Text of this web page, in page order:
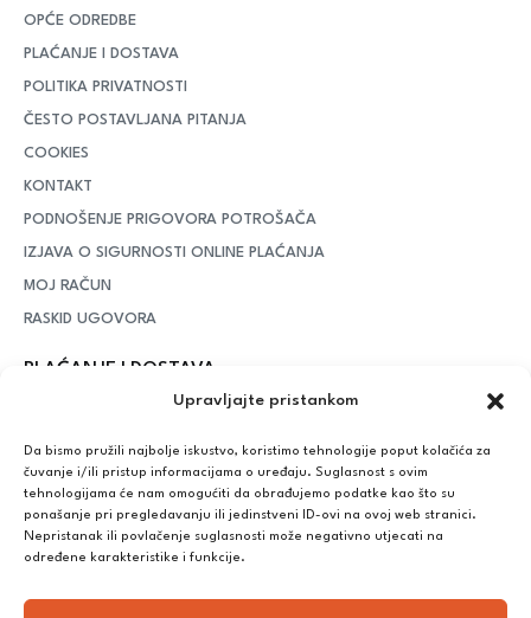
Upravljajte pristankom
Da bismo pružili najbolje iskustvo, koristimo tehnologije poput kolačića za
čuvanje i/ili pristup informacijama o uređaju. Suglasnost s ovim
tehnologijama će nam omogućiti da obrađujemo podatke kao što su
ponašanje pri pregledavanju ili jedinstveni ID-ovi na ovoj web stranici.
Nepristanak ili povlačenje suglasnosti može negativno utjecati na
određene karakteristike i funkcije.
OPĆE ODREDBE
PLAĆANJE I DOSTAVA
POLITIKA PRIVATNOSTI
ČESTO POSTAVLJANA PITANJA
COOKIES
KONTAKT
PODNOŠENJE PRIGOVORA POTROŠAČA
IZJAVA O SIGURNOSTI ONLINE PLAĆANJA
MOJ RAČUN
RASKID UGOVORA
PLAĆANJE I DOSTAVA
– iznad potrošenih 55 eura dostava je
Plaćanje:
Bankovna transakcija, plaćanje prilikom preuzimanja, CorvusPay